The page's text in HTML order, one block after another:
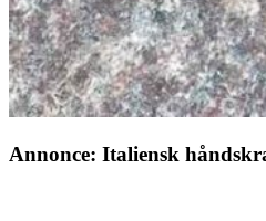
Annonce: Italiensk